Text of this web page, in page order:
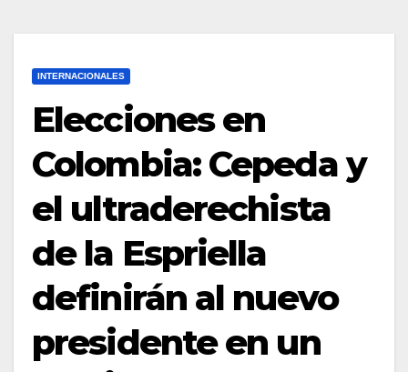
INTERNACIONALES
Elecciones en
Colombia: Cepeda y
el ultraderechista
de la Espriella
definirán al nuevo
presidente en un